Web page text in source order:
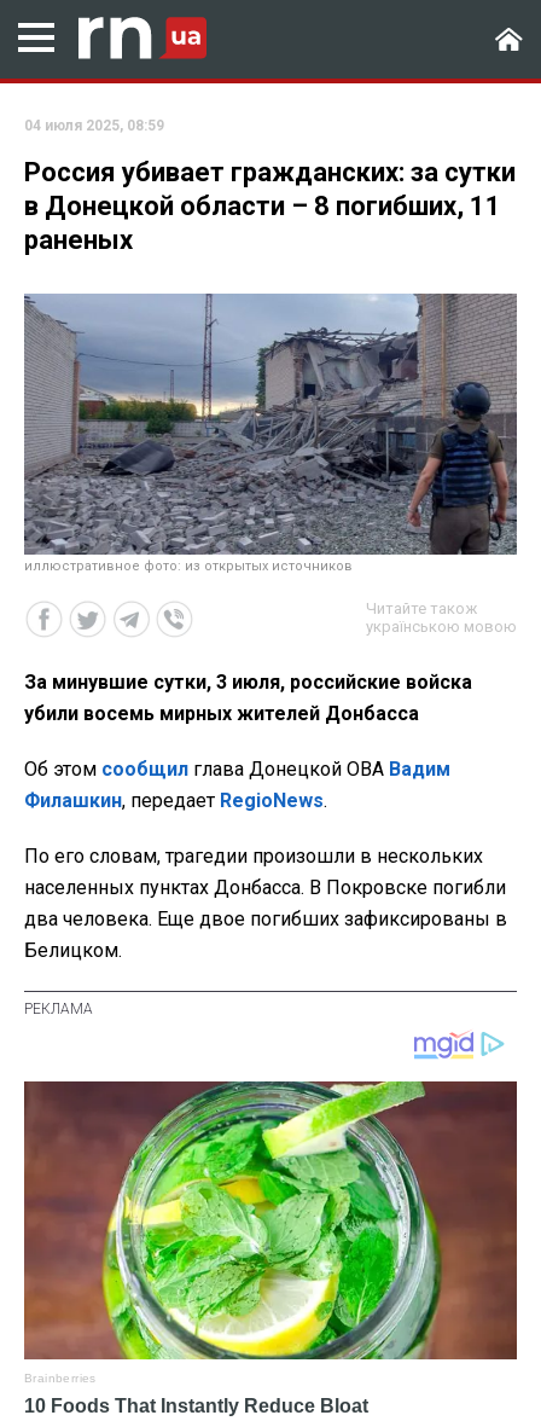
04 июля 2025, 08:59
Россия убивает гражданских: за сутки
в Донецкой области – 8 погибших, 11
раненых
иллюстративное фото: из открытых источников
Читайте також
українською мовою
За минувшие сутки, 3 июля, российские войска
убили восемь мирных жителей Донбасса
Об этом сообщил глава Донецкой ОВА Вадим
Филашкин, передает RegioNews.
По его словам, трагедии произошли в нескольких
населенных пунктах Донбасса. В Покровске погибли
два человека. Еще двое погибших зафиксированы в
Белицком.